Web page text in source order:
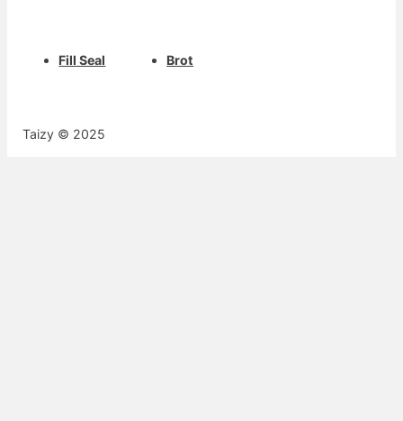
Fill Seal Brot
Taizy © 2025